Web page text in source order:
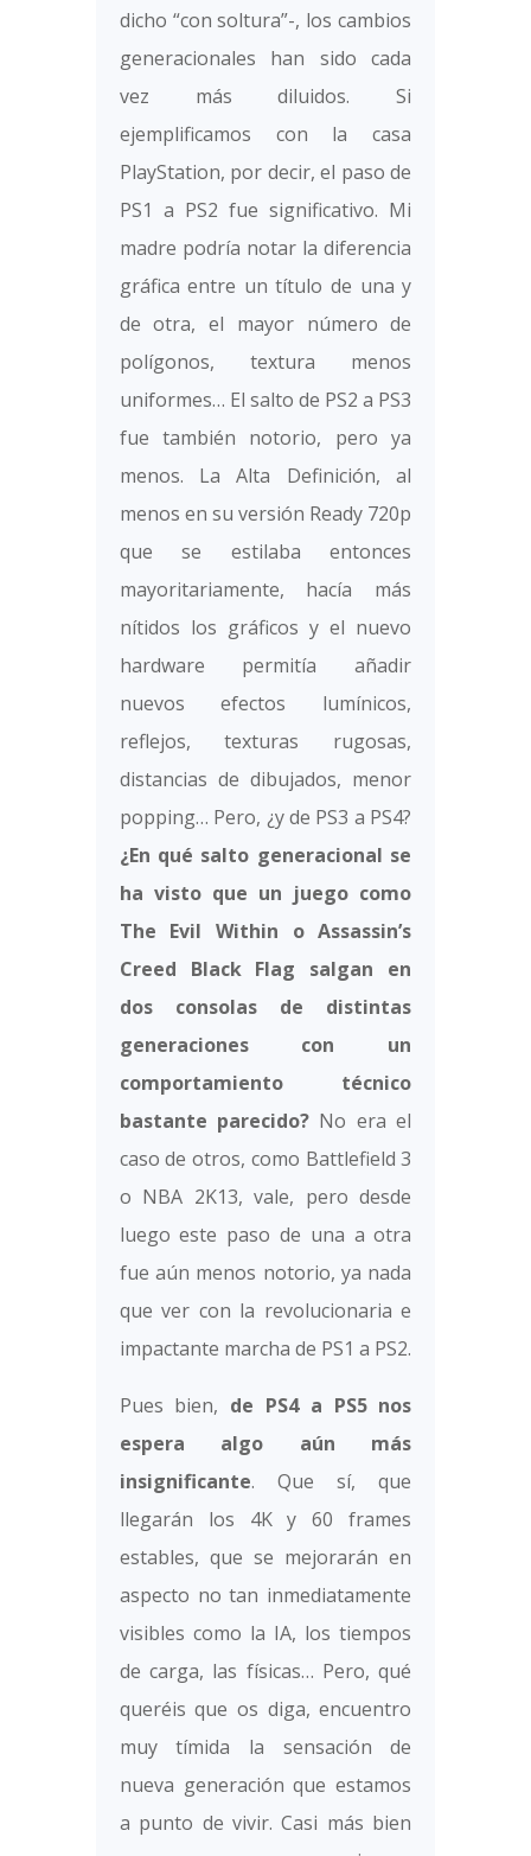
dicho “con soltura”-, los cambios
generacionales han sido cada
vez más diluidos. Si
ejemplificamos con la casa
PlayStation, por decir, el paso de
PS1 a PS2 fue significativo. Mi
madre podría notar la diferencia
gráfica entre un título de una y
de otra, el mayor número de
polígonos, textura menos
uniformes… El salto de PS2 a PS3
fue también notorio, pero ya
menos. La Alta Definición, al
menos en su versión Ready 720p
que se estilaba entonces
mayoritariamente, hacía más
nítidos los gráficos y el nuevo
hardware permitía añadir
nuevos efectos lumínicos,
reflejos, texturas rugosas,
distancias de dibujados, menor
popping… Pero, ¿y de PS3 a PS4?
¿En qué salto generacional se
ha visto que un juego como
The Evil Within o Assassin’s
Creed Black Flag salgan en
dos consolas de distintas
generaciones con un
comportamiento técnico
bastante parecido? No era el
caso de otros, como Battlefield 3
o NBA 2K13, vale, pero desde
luego este paso de una a otra
fue aún menos notorio, ya nada
que ver con la revolucionaria e
impactante marcha de PS1 a PS2.
Pues bien, de PS4 a PS5 nos
espera algo aún más
insignificante. Que sí, que
llegarán los 4K y 60 frames
estables, que se mejorarán en
aspecto no tan inmediatamente
visibles como la IA, los tiempos
de carga, las físicas… Pero, qué
queréis que os diga, encuentro
muy tímida la sensación de
nueva generación que estamos
a punto de vivir. Casi más bien